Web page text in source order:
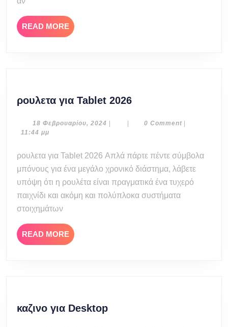
READ MORE READ
MORE
ρουλετα για Tablet 2026ρουλετα
Tablet
18 Φεβρουαρίου, 2024 18
| | 0 Comment |
11:44 μμ
ρουλετα για Tablet 2026 Απλά πάρτε πέντε σύμβολα
μπόνους για ένα μεγάλο χρονικό διάστημα, λάβετε
υπόψη ότι η ρουλέτα είναι πραγματικά ένα τυχερό
παιχνίδι και ακόμη και πολύπλοκα συστήματα
στοιχημάτων
READ MORE READ
MORE
καζινο για Desktopκαζινο